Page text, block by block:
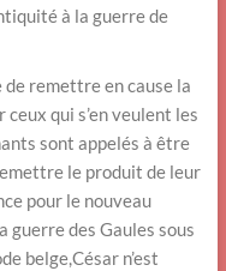
à la guerre de
remettre en cause la
ceux qui s’en veulent les
sont appelés à être
le produit de leur
pour le nouveau
des Gaules sous
belge,César n’est